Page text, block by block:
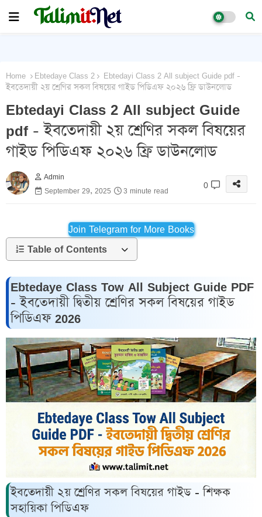
Home Ebtedaye Class 2
Ebtedayi Class 2 All subject Guide pdf -
ইবতেদায়ী ২য় শ্রেণির সকল বিষয়ের গাইড পিডিএফ ২০২৬ ফ্রি ডাউনলোড
Ebtedayi Class 2 All subject Guide
pdf - ইবতেদায়ী ২য় শ্রেণির সকল বিষয়ের
গাইড পিডিএফ ২০২৬ ফ্রি ডাউনলোড
Admin
September 29, 2025
3 minute read 0
Join Telegram for More Books
Table of Contents
Ebtedaye Class Tow All Subject Guide PDF
- ইবতেদায়ী দ্বিতীয় শ্রেণির সকল বিষয়ের গাইড
পিডিএফ 2026
ইবতেদায়ী ২য় শ্রেণির সকল বিষয়ের গাইড - শিক্ষক
সহায়িকা পিডিএফ